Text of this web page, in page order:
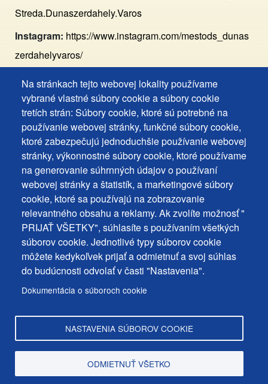
Na stránkach tejto webovej lokality používame
vybrané vlastné súbory cookie a súbory cookie
tretích strán: Súbory cookie, ktoré sú potrebné na
používanie webovej stránky, funkčné súbory cookie,
ktoré zabezpečujú jednoduchšie používanie webovej
stránky, výkonnostné súbory cookie, ktoré používame
na generovanie súhrnných údajov o používaní
webovej stránky a štatistík, a marketingové súbory
cookie, ktoré sa používajú na zobrazovanie
relevantného obsahu a reklamy. Ak zvolíte možnosť "
PRIJAŤ VŠETKY", súhlasíte s používaním všetkých
súborov cookie. Jednotlivé typy súborov cookie
môžete kedykoľvek prijať a odmietnuť a svoj súhlas
do budúcnosti odvolať v časti "Nastavenia".
Dokumentácia o súboroch cookie
NASTAVENIA SÚBOROV COOKIE
ODMIETNUŤ VŠETKO
Streda.Dunaszerdahely.Varos
Instagram: https://www.instagram.com/mestods_dunas
zerdahelyvaros/
Footer
MENU
Kontakty
Mapa stránky
Mestské správy
Copyright © Mesto Dunajská Streda, 2025
Footer
Cookies
+
ochrana
osobných
udajov
Vyhlásenie o prístupnosti
Často kladené otázky
Ochrana osobných údajov
Používanie súborov cookies
Nastavenie cookies
Podnety a spätná väzba